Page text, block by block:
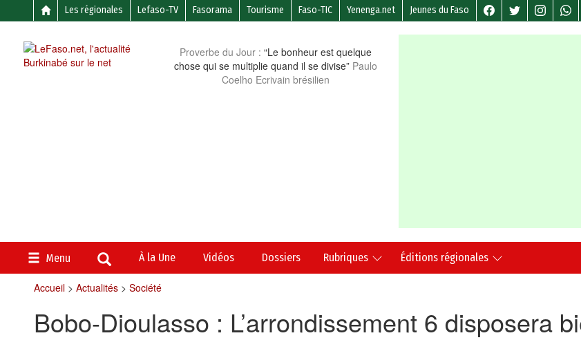
Les régionales Lefaso-TV Fasorama Tourisme Faso-TIC Yenenga.net Jeunes du Faso
Proverbe du Jour : “Le bonheur est quelque
chose qui se multiplie quand il se divise” Paulo
Coelho Ecrivain brésilien
Menu À la Une Vidéos Dossiers Rubriques Éditions régionales
Accueil> Actualités> Société
Bobo-Dioulasso : L’arrondissement 6 disposera